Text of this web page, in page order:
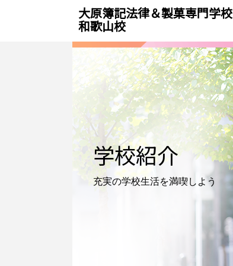
大原簿記法律＆製菓専門学校
和歌山校
学校紹介
充実の学校生活を満喫しよう